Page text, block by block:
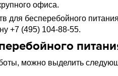
офиса.
для бесперебойного
+7 (495) 104-88-55.
можно выделить